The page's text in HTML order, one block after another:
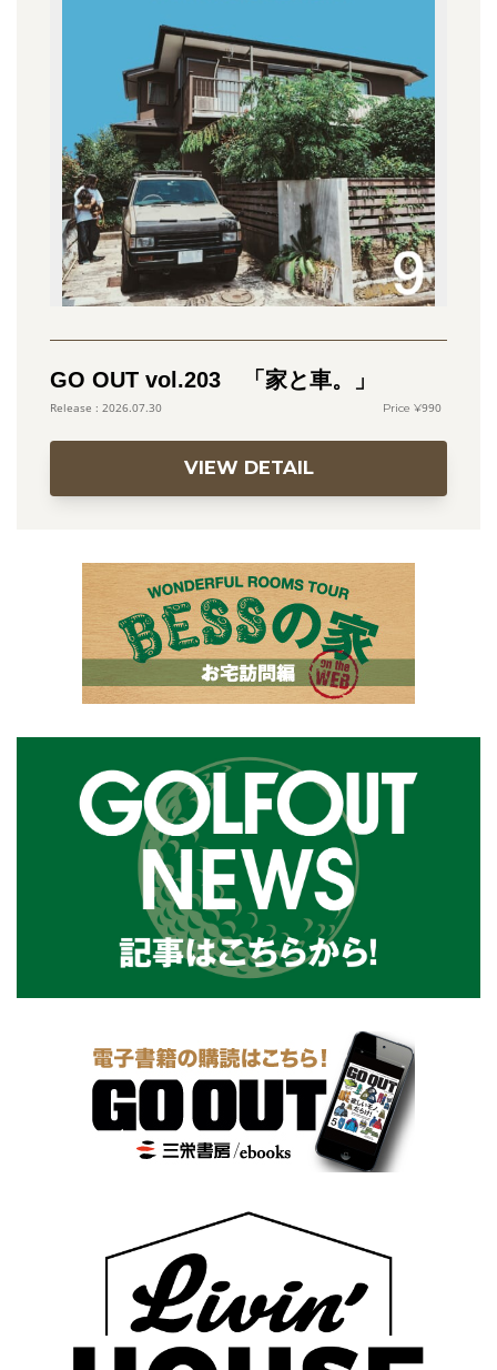
GO OUT vol.203 「家と車。」
2026.07.30 990
VIEW DETAIL